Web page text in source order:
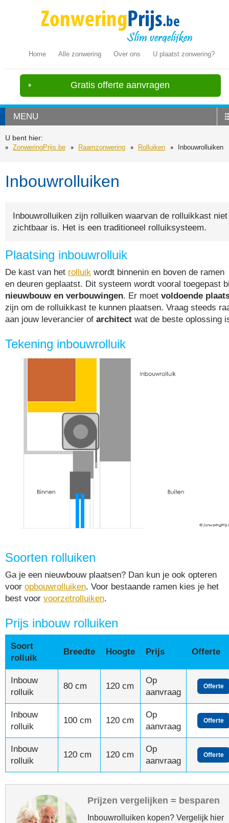
Home Alle zonwering Over ons U plaatst zonwering?
Gratis offerte aanvragen
MENU
U bent hier:
ZonweringPrijs.be
Raamzonwering Rolluiken Inbouwrolluiken
Inbouwrolluiken
Inbouwrolluiken zijn rolluiken waarvan de rolluikkast niet
zichtbaar is. Het is een traditioneel rolluiksysteem.
Plaatsing inbouwrolluik
De kast van het rolluik wordt binnenin en boven de ramen
en deuren geplaatst. Dit systeem wordt vooral toegepast
nieuwbouw en verbouwingen. Er moet voldoende
zijn om de rolluikkast te kunnen plaatsen. Vraag steeds
aan jouw leverancier of architect wat de beste oplossing
Tekening inbouwrolluik
Soorten rolluiken
Ga je een nieuwbouw plaatsen? Dan kun je ook opteren
voor opbouwrolluiken. Voor bestaande ramen kies je het
best voor voorzetrolluiken.
Prijs inbouw rolluiken
Soort
rolluik
Breedte Hoogte Prijs Offerte
Inbouw
rolluik
80 cm 120 cm
Op
aanvraag
Offerte
Inbouw
rolluik
100 cm 120 cm
Op
aanvraag
Offerte
Inbouw
rolluik
120 cm 120 cm
Op
aanvraag
Offerte
Prijzen vergelijken = besparen
Inbouwrolluiken kopen? Vergelijk hier